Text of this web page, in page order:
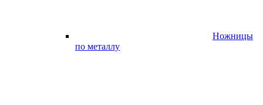
Ножницы
по металлу